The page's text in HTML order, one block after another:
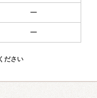
ー
ー
ださい